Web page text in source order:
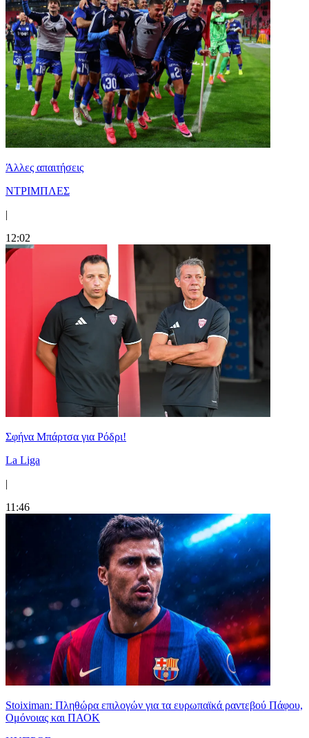
Άλλες απαιτήσεις
ΝΤΡΙΜΠΛΕΣ
|
12:02
Σφήνα Μπάρτσα για Ρόδρι!
La Liga
|
11:46
Stoiximan: Πληθώρα επιλογών για τα ευρωπαϊκά ραντεβού Πάφου,
Ομόνοιας και ΠΑΟΚ